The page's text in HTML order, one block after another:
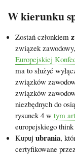
W kierunku
Zostań członkiem
związek
Europejskiej
ma to służyć
związków
związków
niezbędnych do
rysunek 4 w tym
europejskiego
Kupuj ubrania,
certyfikowane